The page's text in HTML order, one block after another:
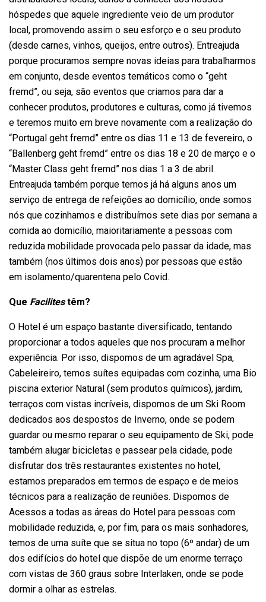
hóspedes que aquele ingrediente veio de um produtor
local, promovendo assim o seu esforço e o seu produto
(desde carnes, vinhos, queijos, entre outros). Entreajuda
porque procuramos sempre novas ideias para trabalharmos
em conjunto, desde eventos temáticos como o “geht
fremd”, ou seja, são eventos que criamos para dar a
conhecer produtos, produtores e culturas, como já tivemos
e teremos muito em breve novamente com a realização do
“Portugal geht fremd” entre os dias 11 e 13 de fevereiro, o
“Ballenberg geht fremd” entre os dias 18 e 20 de março e o
“Master Class geht fremd” nos dias 1 a 3 de abril.
Entreajuda também porque temos já há alguns anos um
serviço de entrega de refeições ao domicílio, onde somos
nós que cozinhamos e distribuímos sete dias por semana a
comida ao domicílio, maioritariamente a pessoas com
reduzida mobilidade provocada pelo passar da idade, mas
também (nos últimos dois anos) por pessoas que estão
em isolamento/quarentena pelo Covid.
Que Facilitestêm?
O Hotel é um espaço bastante diversificado, tentando
proporcionar a todos aqueles que nos procuram a melhor
experiência. Por isso, dispomos de um agradável Spa,
Cabeleireiro, temos suítes equipadas com cozinha, uma Bio
piscina exterior Natural (sem produtos químicos), jardim,
terraços com vistas incríveis, dispomos de um Ski Room
dedicados aos despostos de Inverno, onde se podem
guardar ou mesmo reparar o seu equipamento de Ski, pode
também alugar bicicletas e passear pela cidade, pode
disfrutar dos três restaurantes existentes no hotel,
estamos preparados em termos de espaço e de meios
técnicos para a realização de reuniões. Dispomos de
Acessos a todas as áreas do Hotel para pessoas com
mobilidade reduzida, e, por fim, para os mais sonhadores,
temos de uma suíte que se situa no topo (6º andar) de um
dos edifícios do hotel que dispõe de um enorme terraço
com vistas de 360 graus sobre Interlaken, onde se pode
dormir a olhar as estrelas.